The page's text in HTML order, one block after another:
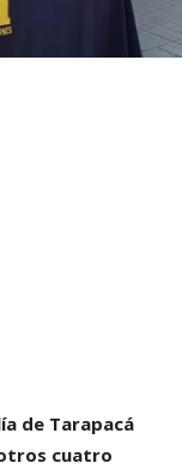
de Tarapacá
cuatro